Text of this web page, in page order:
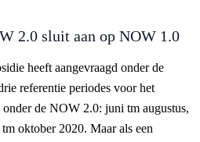
2.0 sluit aan op NOW 1.0
heeft aangevraagd onder de
referentie periodes voor het
de NOW 2.0: juni tm augustus,
oktober 2020. Maar als een